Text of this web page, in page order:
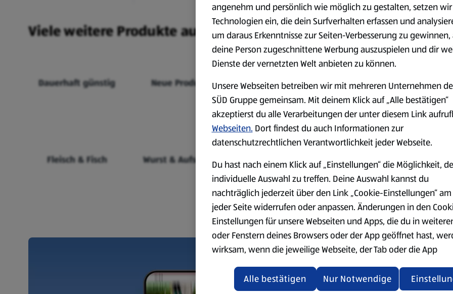
Viele weitere Produkte aus unserem Sortiment.
Dauerhaft günstig Neue Produkte Markenprodukte Bio-Produkte
Fleisch & Fisch Wurst & Aufschnitt Käse
Milchprodukte &
Eier
angenehm und persönlich wie möglich zu gestalten, setzen wir
Technologien ein, die dein Surfverhalten erfassen und
um daraus Erkenntnisse zur Seiten-Verbesserung zu gewinnen,
deine Person zugeschnittene Werbung auszuspielen und dir
Dienste der vernetzten Welt anbieten zu können.
Unsere Webseiten betreiben wir mit mehreren Unternehmen
SÜD Gruppe gemeinsam. Mit deinem Klick auf „Alle bestätigen“
akzeptierst du alle Verarbeitungen der unter diesem Link
Webseiten. Dort findest du auch Informationen zur
datenschutzrechtlichen Verantwortlichkeit jeder Webseite.
Du hast nach einem Klick auf „Einstellungen“ die Möglichkeit,
individuelle Auswahl zu treffen. Deine Auswahl kannst du
nachträglich jederzeit über den Link „Cookie-Einstellungen“
jeder Seite widerrufen oder anpassen. Änderungen in den
Einstellungen für unsere Webseiten und Apps, die du in
oder Fenstern deines Browsers oder der App geöffnet hast,
wirksam, wenn die jeweilige Webseite, der Tab oder die App
aktualisiert oder geschlossen und anschließend wieder geöffnet
Nur Notwendige
Alle bestätigen